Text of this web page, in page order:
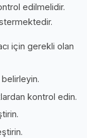
edilmelidir.
için gerekli olan
kontrol edin.